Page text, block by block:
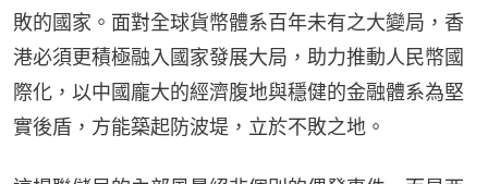
敗的國家。面對全球貨幣體系百年未有之大變局，香
港必須更積極融入國家發展大局，助力推動人民幣國
際化，以中國龐大的經濟腹地與穩健的金融體系為堅
實後盾，方能築起防波堤，立於不敗之地。